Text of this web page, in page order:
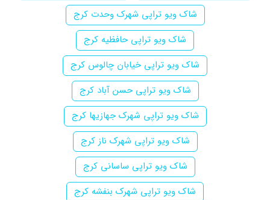
شاک ویو تراپی شهرک وحدت کرج
شاک ویو تراپی حافظیه کرج
شاک ویو تراپی خیابان چالوس کرج
شاک ویو تراپی حسن آباد کرج
شاک ویو تراپی شهرک جهازیها کرج
شاک ویو تراپی شهرک ناز کرج
شاک ویو تراپی ساسانی کرج
شاک ویو تراپی شهرک بنفشه کرج